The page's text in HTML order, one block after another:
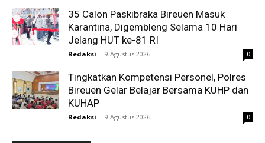
35 Calon Paskibraka Bireuen Masuk
Karantina, Digembleng Selama 10 Hari
Jelang HUT ke-81 RI
Redaksi - 9 Agustus 2026 0
Tingkatkan Kompetensi Personel, Polres
Bireuen Gelar Belajar Bersama KUHP dan
KUHAP
Redaksi - 9 Agustus 2026 0